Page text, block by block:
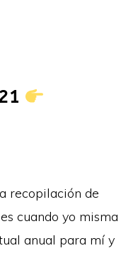
recopilación de
cuando yo misma
anual para mí y